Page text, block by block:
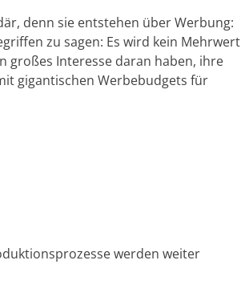
denn sie entstehen über Werbung:
zu sagen: Es wird kein Mehrwert
großes Interesse daran haben, ihre
gigantischen Werbebudgets für
werden weiter